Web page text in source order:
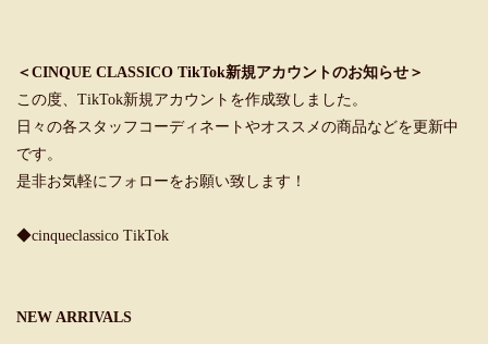
＜CINQUE CLASSICO TikTok新規アカウントのお知らせ＞
この度、TikTok新規アカウントを作成致しました。
日々の各スタッフコーディネートやオススメの商品などを更新中
です。
是非お気軽にフォローをお願い致します！
◆cinqueclassico TikTok
NEW ARRIVALS